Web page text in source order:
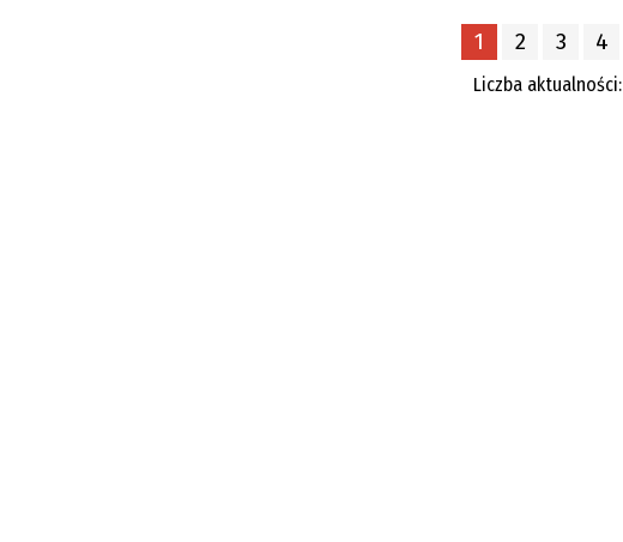
1 2 3 4
Liczba aktualności: